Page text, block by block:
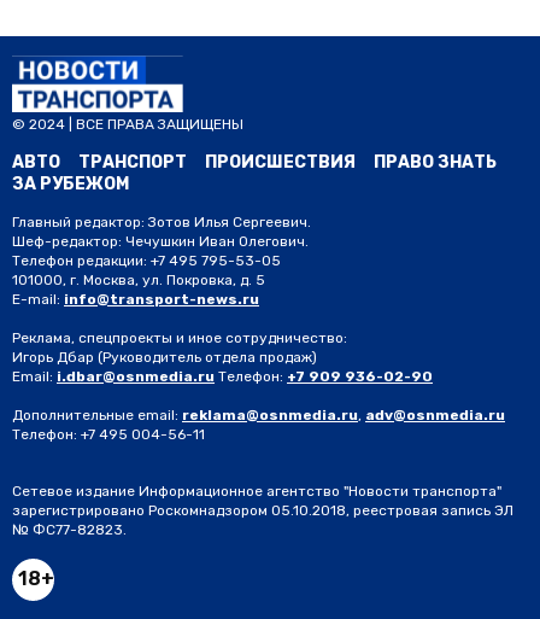
© 2024 | ВСЕ ПРАВА ЗАЩИЩЕНЫ
АВТО ТРАНСПОРТ ПРОИСШЕСТВИЯ
ПРАВО ЗНАТЬ
ЗА РУБЕЖОМ
Главный редактор: Зотов Илья Сергеевич.
Шеф-редактор: Чечушкин Иван Олегович.
Телефон редакции: +7 495 795-53-05
101000, г. Москва, ул. Покровка, д. 5
E-mail: info@transport-news.ru
Реклама, спецпроекты и иное сотрудничество:
Игорь Дбар (Руководитель отдела продаж)
Email: i.dbar@osnmedia.ru Телефон: +7 909 936-02-90
Дополнительные email: reklama@osnmedia.ru, adv@osnmedia.ru
Телефон: +7 495 004-56-11
Сетевое издание Информационное агентство "Новости транспорта"
зарегистрировано Роскомнадзором 05.10.2018, реестровая запись ЭЛ
№ ФС77-82823.
18+